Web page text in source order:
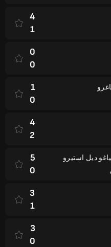
4
1
0
0
1
0
4
2
ديل استيرو
5
0
3
1
3
0